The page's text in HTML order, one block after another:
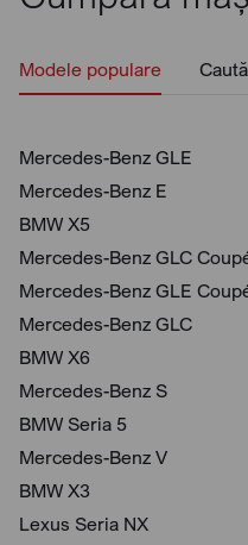
Modele populare
Mercedes-Benz GLE
Mercedes-Benz E
BMW X5
Mercedes-Benz GLC
Mercedes-Benz GLE
Mercedes-Benz GLC
BMW X6
Mercedes-Benz S
BMW Seria 5
Mercedes-Benz V
BMW X3
Lexus Seria NX